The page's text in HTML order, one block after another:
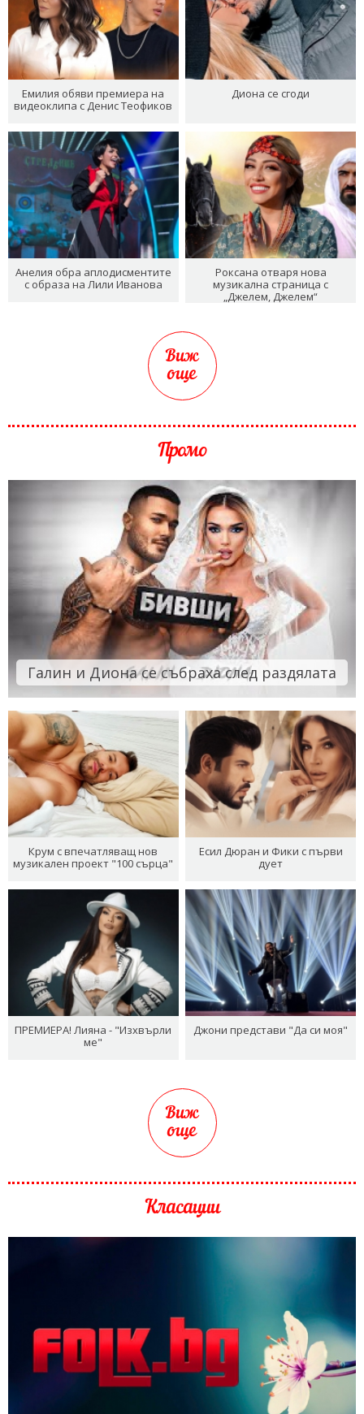
Емилия обяви премиера на
видеоклипа с Денис Теофиков
Диона се сгоди
Анелия обра аплодисментите
с образа на Лили Иванова
Роксана отваря нова
музикална страница с
„Джелем, Джелем“
Виж
още
Промо
Галин и Диона се събраха след раздялата
Крум с впечатляващ нов
музикален проект "100 сърца"
Есил Дюран и Фики с първи
дует
ПРЕМИЕРА! Лияна - "Изхвърли
ме"
Джони представи "Да си моя"
Виж
още
Класации